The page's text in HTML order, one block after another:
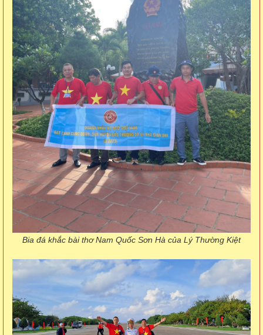
Bia đá khắc bài thơ Nam Quốc Sơn Hà của Lý Thường Kiệt